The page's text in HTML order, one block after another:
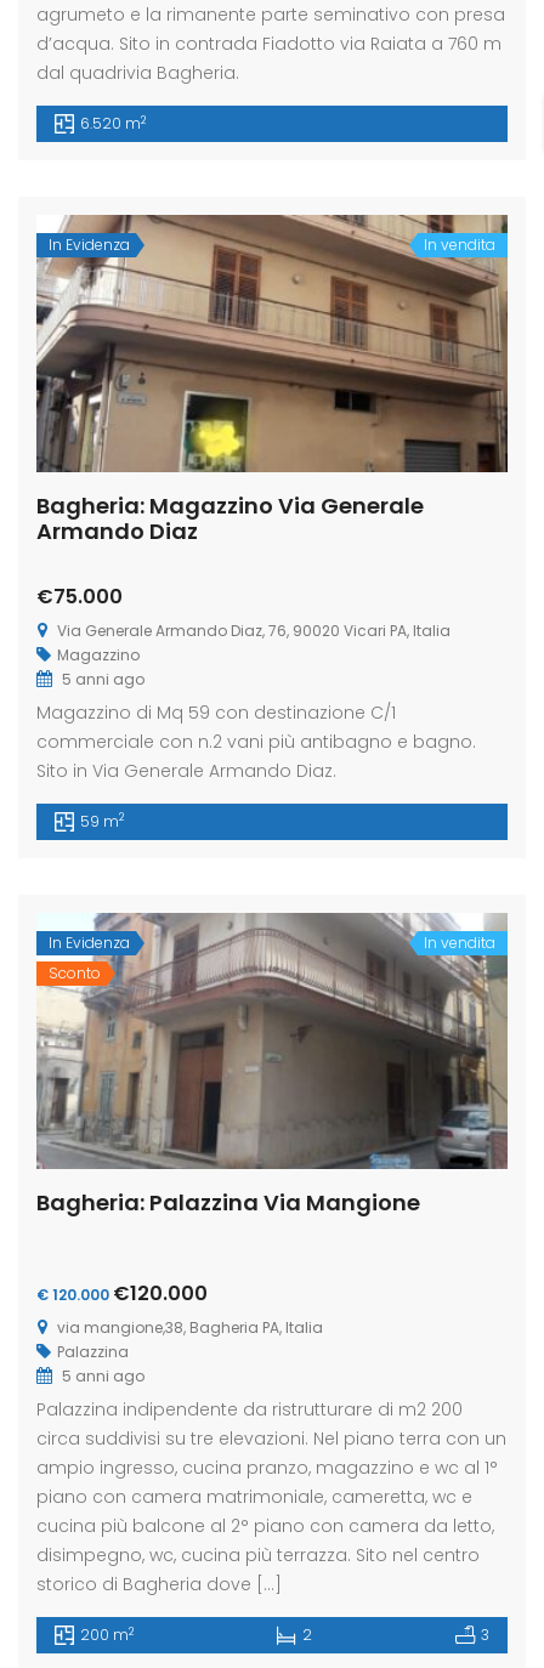
agrumeto e la rimanente parte seminativo con presa
d’acqua. Sito in contrada Fiadotto via Raiata a 760 m
dal quadrivia Bagheria.
6.520 m2
In Evidenza In vendita
Bagheria: Magazzino Via Generale
Armando Diaz
€75.000
Via Generale Armando Diaz, 76, 90020 Vicari PA, Italia
Magazzino
5 anni ago
Magazzino di Mq 59 con destinazione C/1
commerciale con n.2 vani più antibagno e bagno.
Sito in Via Generale Armando Diaz.
59 m2
In Evidenza
Sconto
In vendita
Bagheria: Palazzina Via Mangione
€ 120.000 €120.000
via mangione,38, Bagheria PA, Italia
Palazzina
5 anni ago
Palazzina indipendente da ristrutturare di m2 200
circa suddivisi su tre elevazioni. Nel piano terra con un
ampio ingresso, cucina pranzo, magazzino e wc al 1°
piano con camera matrimoniale, cameretta, wc e
cucina più balcone al 2° piano con camera da letto,
disimpegno, wc, cucina più terrazza. Sito nel centro
storico di Bagheria dove […]
200 m2 2 3